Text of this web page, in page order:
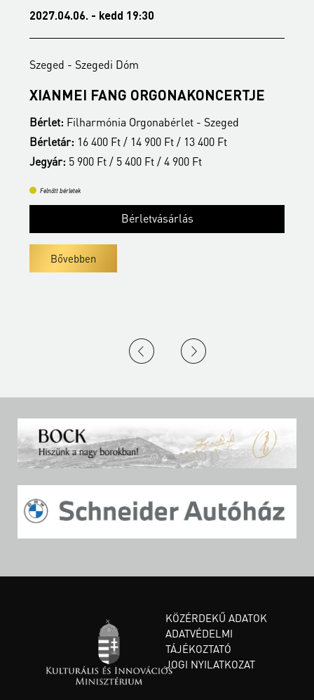
2027.04.06. - kedd 19:30
Szeged - Szegedi Dóm
XIANMEI FANG ORGONAKONCERTJE
Bérlet: Filharmónia Orgonabérlet - Szeged
Bérletár: 16 400 Ft / 14 900 Ft / 13 400 Ft
Jegyár: 5 900 Ft / 5 400 Ft / 4 900 Ft
Felnőtt bérletek
Bérletvásárlás
Bővebben
KÖZÉRDEKŰ ADATOK
ADATVÉDELMI
TÁJÉKOZTATÓ
JOGI NYILATKOZAT